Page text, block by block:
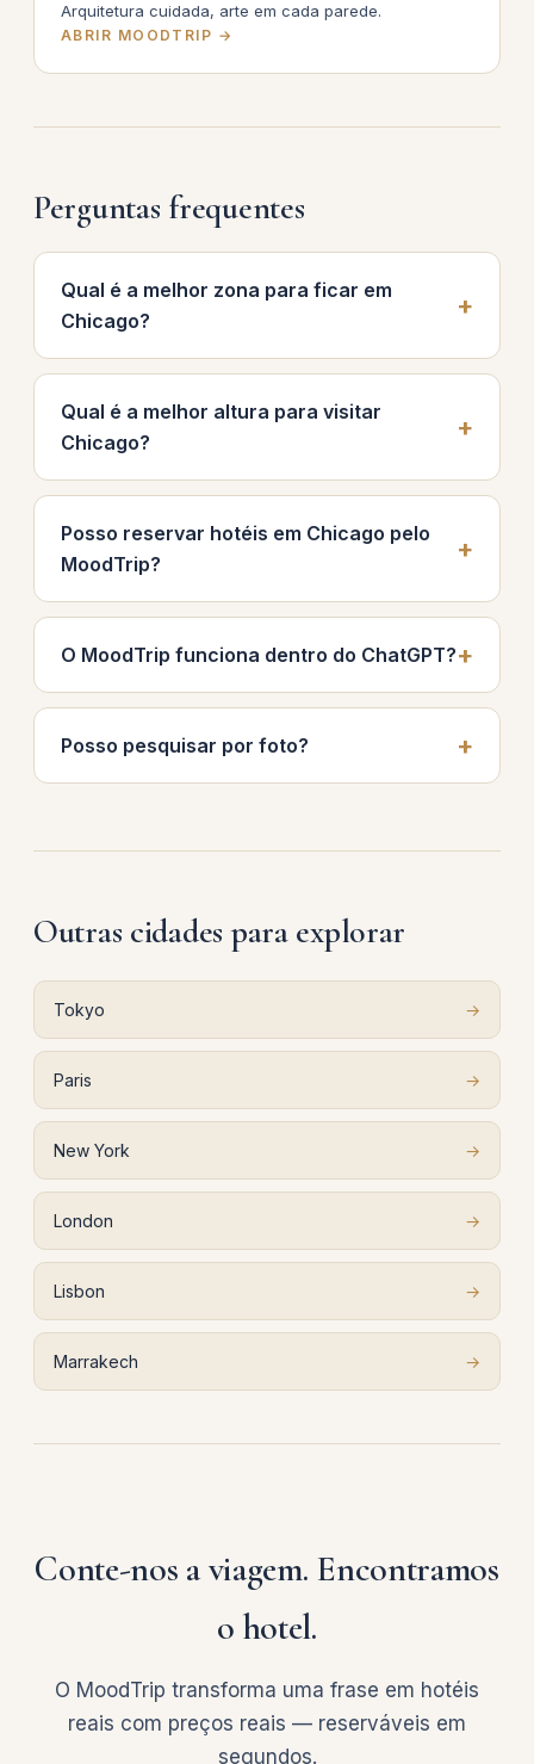
Arquitetura cuidada, arte em cada parede.
ABRIR MOODTRIP →
Perguntas frequentes
Qual é a melhor zona para ficar em
Chicago?
Qual é a melhor altura para visitar
Chicago?
Posso reservar hotéis em Chicago pelo
MoodTrip?
O MoodTrip funciona dentro do ChatGPT?
Posso pesquisar por foto?
Outras cidades para explorar
Tokyo →
Paris →
New York →
London →
Lisbon →
Marrakech →
Conte-nos a viagem. Encontramos
o hotel.
O MoodTrip transforma uma frase em hotéis
reais com preços reais — reserváveis em
segundos.